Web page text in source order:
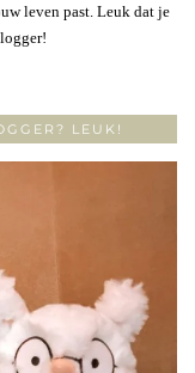
leven past. Leuk dat je
LEUK!